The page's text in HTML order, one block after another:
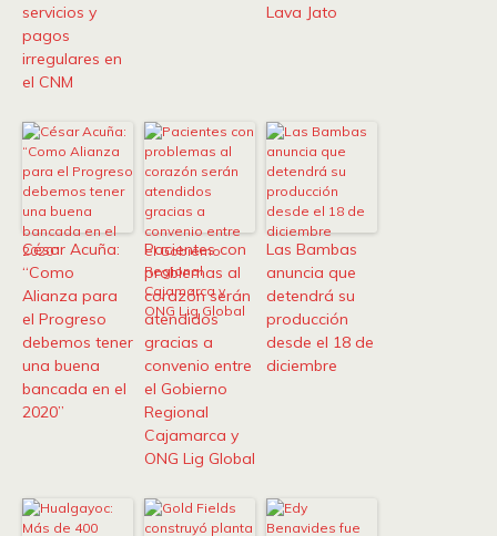
servicios y
pagos
irregulares en
el CNM
Lava Jato
César Acuña:
“Como
Alianza para
el Progreso
debemos tener
una buena
bancada en el
2020”
Pacientes con
problemas al
corazón serán
atendidos
gracias a
convenio entre
el Gobierno
Regional
Cajamarca y
ONG Lig Global
Las Bambas
anuncia que
detendrá su
producción
desde el 18 de
diciembre